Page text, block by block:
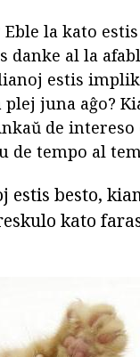
la kato
al la
estis
juna aĝo?
de intereso
de tempo al
besto,
kato